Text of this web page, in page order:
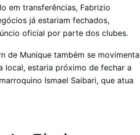
em transferências, Fabrizio
já estariam fechados,
oficial por parte dos clubes.
de Munique também se movimenta
local, estaria próximo de fechar a
Ismael Saibari, que atua